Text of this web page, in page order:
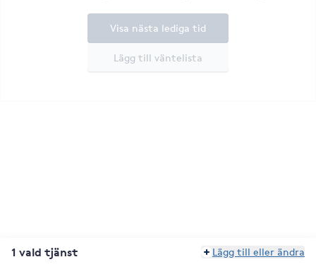
Lägg till väntelista
Visa nästa lediga tid
1 vald tjänst Lägg till eller ändra